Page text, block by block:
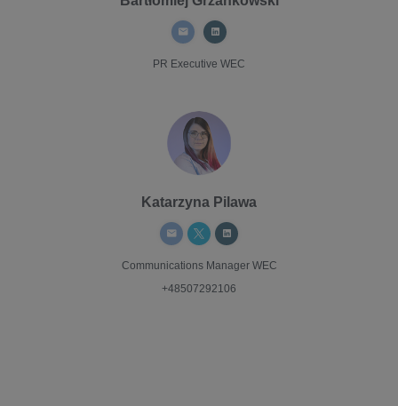
PR Executive WEC
Katarzyna Pilawa
Communications ManagerWEC
+48507292106